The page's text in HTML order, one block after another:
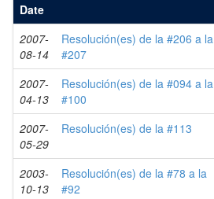
Date
2007-
08-14
Resolución(es) de la #206 a la
#207
2007-
04-13
Resolución(es) de la #094 a la
#100
2007-
05-29
Resolución(es) de la #113
2003-
10-13
Resolución(es) de la #78 a la
#92